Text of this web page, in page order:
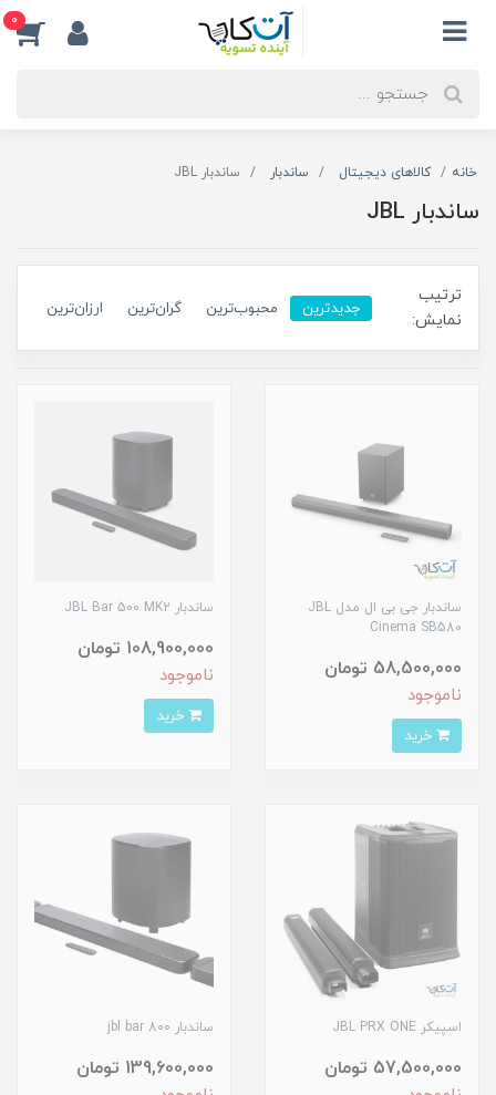
0
خانه کالاهای دیجیتال ساندبار ساندبار JBL
ساندبار JBL
ترتیب
نمایش:
جدیدترین محبوب‌ترین گران‌ترین ارزان‌ترین
ساندبار جی بی ال مدل JBL
Cinema SB580
58,500,000 تومان
ناموجود
ساندبار JBL Bar 500 MK2
108,900,000 تومان
ناموجود
اسپیکر JBL PRX ONE
57,500,000 تومان
ساندبار jbl bar 800
139,600,000 تومان